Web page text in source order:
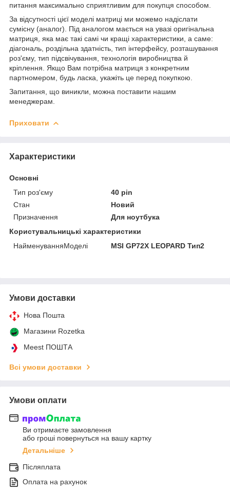
питання максимально сприятливим для покупця способом.
За відсутності цієї моделі матриці ми можемо надіслати
сумісну (аналог). Під аналогом мається на увазі оригінальна
матриця, яка має такі самі чи кращі характеристики, а саме:
діагональ, роздільна здатність, тип інтерфейсу, розташування
роз'єму, тип підсвічування, технологія виробництва й
кріплення. Якщо Вам потрібна матриця з конкретним
партномером, будь ласка, укажіть це перед покупкою.
Запитання, що виникли, можна поставити нашим
менеджерам.
Приховати
Характеристики
Основні
Тип роз'єму
40 pin
Стан
Новий
Призначення
Для ноутбука
Користувальницькі характеристики
НайменуванняМоделі
MSI GP72X LEOPARD Тип2
Умови доставки
Нова Пошта
Магазини Rozetka
Meest ПОШТА
Всі умови доставки
Умови оплати
Ви отримаєте замовлення
або гроші повернуться на вашу картку
Детальніше
Післяплата
Оплата на рахунок